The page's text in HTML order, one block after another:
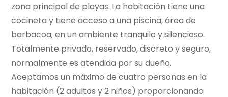
zona principal de playas. La habitación tiene una
cocineta y tiene acceso a una piscina, área de
barbacoa; en un ambiente tranquilo y silencioso.
Totalmente privado, reservado, discreto y seguro,
normalmente es atendida por su dueño.
Aceptamos un máximo de cuatro personas en la
habitación (2 adultos y 2 niños) proporcionando